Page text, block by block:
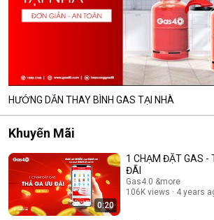
HƯỚNG DẪN THAY BÌNH GAS TẠI NHÀ
Khuyến Mãi
0:20
1 CHẠM ĐẶT GAS -
ĐÃI
Gas4.0 &more
106K views
4 years